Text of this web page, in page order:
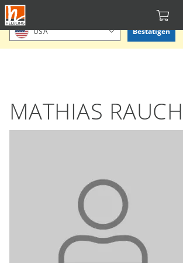
Direkt
zum
Inhalt
Bitte Standort bestätigen oder einen anderen
USA Bestätigen
MATHIAS RAUCH